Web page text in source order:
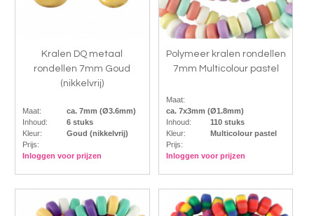
Kralen DQ metaal
rondellen 7mm Goud
(nikkelvrij)
Maat:
ca. 7mm (Ø3.6mm)
Inhoud:
6 stuks
Kleur:
Goud (nikkelvrij)
Prijs:
Inloggen voor prijzen
Polymeer kralen rondellen
7mm Multicolour pastel
Maat:
ca. 7x3mm (Ø1.8mm)
Inhoud:
110 stuks
Kleur:
Multicolour pastel
Prijs:
Inloggen voor prijzen